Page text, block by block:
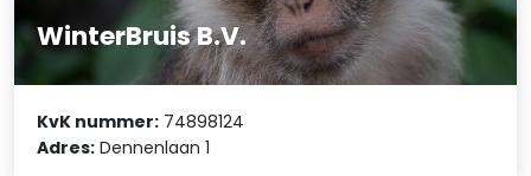
WinterBruis B.V.
KvK nummer: 74898124
Adres: Dennenlaan 1